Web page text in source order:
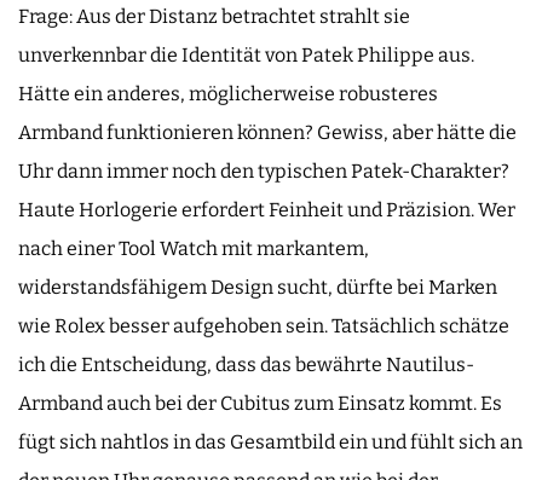
Frage: Aus der Distanz betrachtet strahlt sie
unverkennbar die Identität von Patek Philippe aus.
Hätte ein anderes, möglicherweise robusteres
Armband funktionieren können? Gewiss, aber hätte die
Uhr dann immer noch den typischen Patek-Charakter?
Haute Horlogerie erfordert Feinheit und Präzision. Wer
nach einer Tool Watch mit markantem,
widerstandsfähigem Design sucht, dürfte bei Marken
wie Rolex besser aufgehoben sein. Tatsächlich schätze
ich die Entscheidung, dass das bewährte Nautilus-
Armband auch bei der Cubitus zum Einsatz kommt. Es
fügt sich nahtlos in das Gesamtbild ein und fühlt sich an